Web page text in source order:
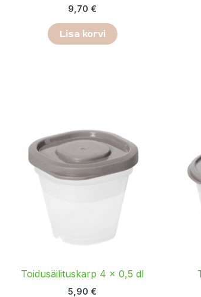
9,70 €
Lisa korvi
Toidusäilituskarp 4 × 0,5 dl
5,90 €